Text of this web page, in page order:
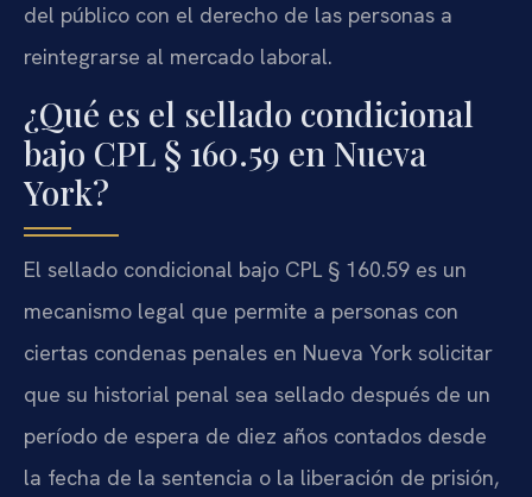
del público con el derecho de las personas a
reintegrarse al mercado laboral.
¿Qué es el sellado condicional
bajo CPL § 160.59 en Nueva
York?
El sellado condicional bajo CPL § 160.59 es un
mecanismo legal que permite a personas con
ciertas condenas penales en Nueva York solicitar
que su historial penal sea sellado después de un
período de espera de diez años contados desde
la fecha de la sentencia o la liberación de prisión,